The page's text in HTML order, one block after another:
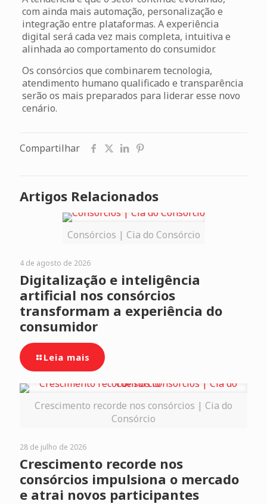
com ainda mais automação, personalização e
integração entre plataformas. A experiência
digital será cada vez mais completa, intuitiva e
alinhada ao comportamento do consumidor.
Os consórcios que combinarem tecnologia,
atendimento humano qualificado e transparência
serão os mais preparados para liderar esse novo
cenário.
Compartilhar
Artigos Relacionados
Consórcios | Cia do Consórcio
4 de agosto de 2026
Digitalização e inteligência
artificial nos consórcios
transformam a experiência do
consumidor
Leia mais
Crescimento recorde nos consórcios | Cia do
Consórcio
28 de julho de 2026
Crescimento recorde nos
consórcios impulsiona o mercado
e atrai novos participantes